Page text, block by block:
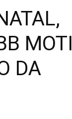
DA